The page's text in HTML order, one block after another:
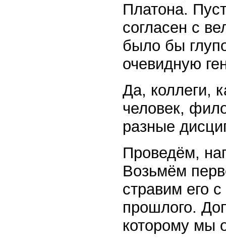
Платона.
согласен с
было бы
очевидную
Да, коллеги,
человек,
разные
Проведём,
Возьмём
стравим его
прошлого.
которому мы